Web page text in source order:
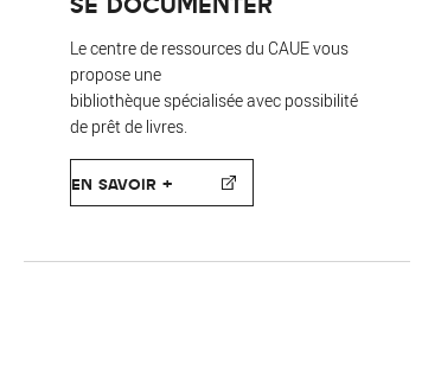
Le centre de ressources du CAUE vous
propose une
bibliothèque spécialisée avec possibilité
de prêt de livres.
EN SAVOIR +